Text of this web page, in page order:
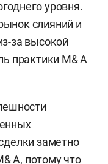
при
и
уровня.
слияний и
за высокой
практики M& A
заметно
A, потому что